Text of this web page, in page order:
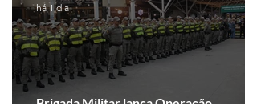
Brigada Militar lança Operação
há 1 dia